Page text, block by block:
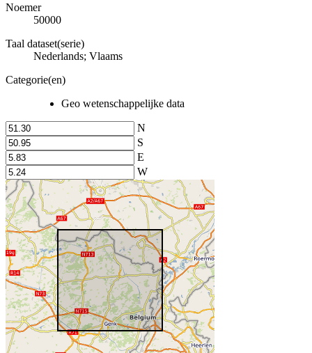
Noemer
50000
Taal dataset(serie)
Nederlands; Vlaams
Categorie(en)
Geo wetenschappelijke data
N
S
E
W